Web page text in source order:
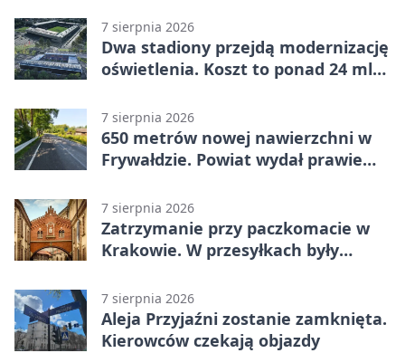
7 sierpnia 2026
Dwa stadiony przejdą modernizację
oświetlenia. Koszt to ponad 24 mln
7 sierpnia 2026
650 metrów nowej nawierzchni w
Frywałdzie. Powiat wydał prawie
7 sierpnia 2026
Zatrzymanie przy paczkomacie w
Krakowie. W przesyłkach były
7 sierpnia 2026
Aleja Przyjaźni zostanie zamknięta.
Kierowców czekają objazdy